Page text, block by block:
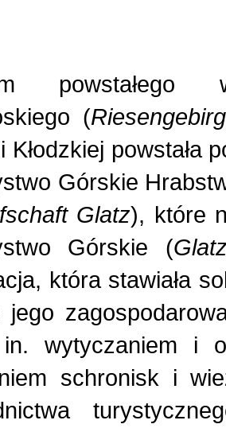
powstałego
(
Kłodzkiej powstała
Górskie
Glatz), które
Górskie (
która stawiała
wytyczaniem i
schronisk i